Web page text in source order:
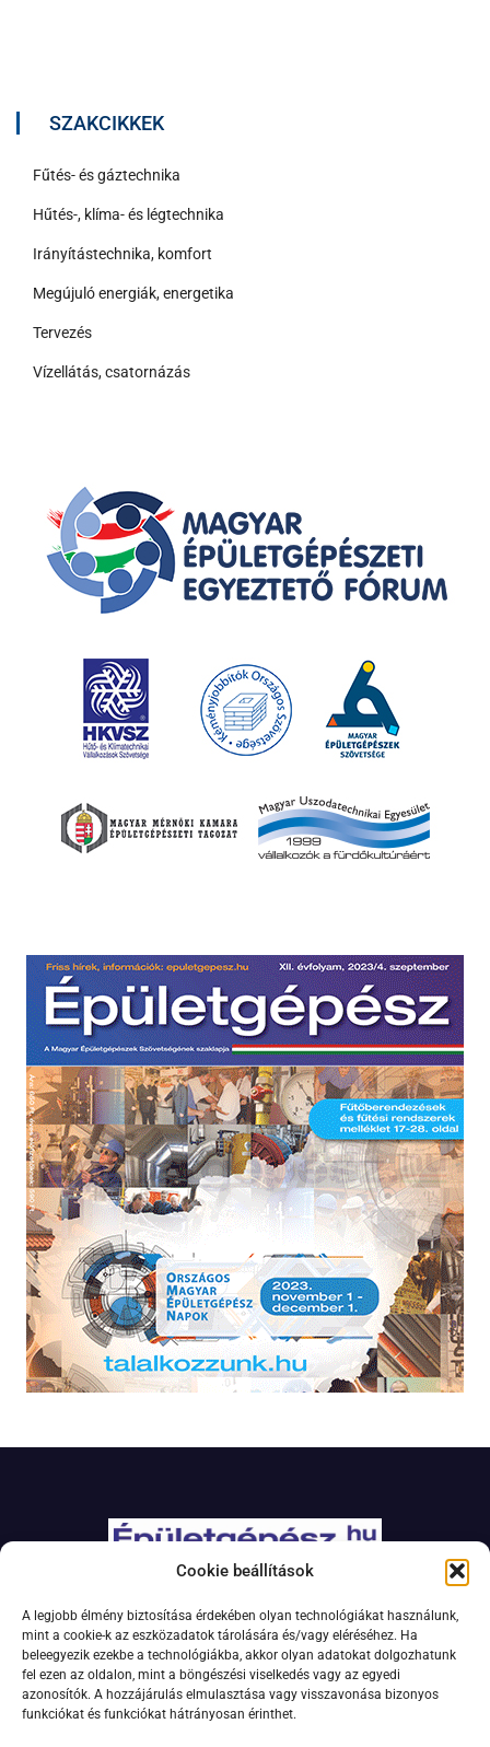
Cookie beállítások
A legjobb élmény biztosítása érdekében olyan technológiákat használunk,
mint a cookie-k az eszközadatok tárolására és/vagy eléréséhez. Ha
beleegyezik ezekbe a technológiákba, akkor olyan adatokat dolgozhatunk
fel ezen az oldalon, mint a böngészési viselkedés vagy az egyedi
azonosítók. A hozzájárulás elmulasztása vagy visszavonása bizonyos
funkciókat és funkciókat hátrányosan érinthet.
SZAKCIKKEK
Fűtés- és gáztechnika
Hűtés-, klíma- és légtechnika
Irányítástechnika, komfort
Megújuló energiák, energetika
Tervezés
Vízellátás, csatornázás
Adatkezelési szabályzat
Jogi nyilatkozat
Kapcsolat
Impresszum